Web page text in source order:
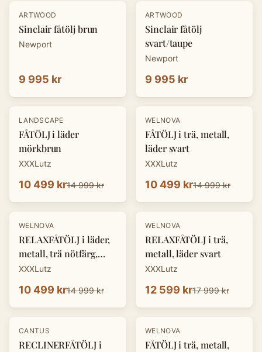
ARTWOOD
Sinclair fåtölj brun
Newport
9 995 kr
ARTWOOD
Sinclair fåtölj
svart/taupe
Newport
9 995 kr
- 30%
LANDSCAPE
FÅTÖLJ i läder
mörkbrun
XXXLutz
10 499 kr14 999 kr
-30 %
WELNOVA
FÅTÖLJ i trä, metall,
läder svart
XXXLutz
10 499 kr14 999 kr
-30 %
WELNOVA
RELAXFÅTÖLJ i läder,
metall, trä nötfärg,
svart
XXXLutz
10 499 kr14 999 kr
-30 %
WELNOVA
RELAXFÅTÖLJ i trä,
metall, läder svart
XXXLutz
12 599 kr17 999 kr
-30%
CANTUS
RECLINERFÅTÖLJ i
-30 %
WELNOVA
FÅTÖLJ i trä, metall,